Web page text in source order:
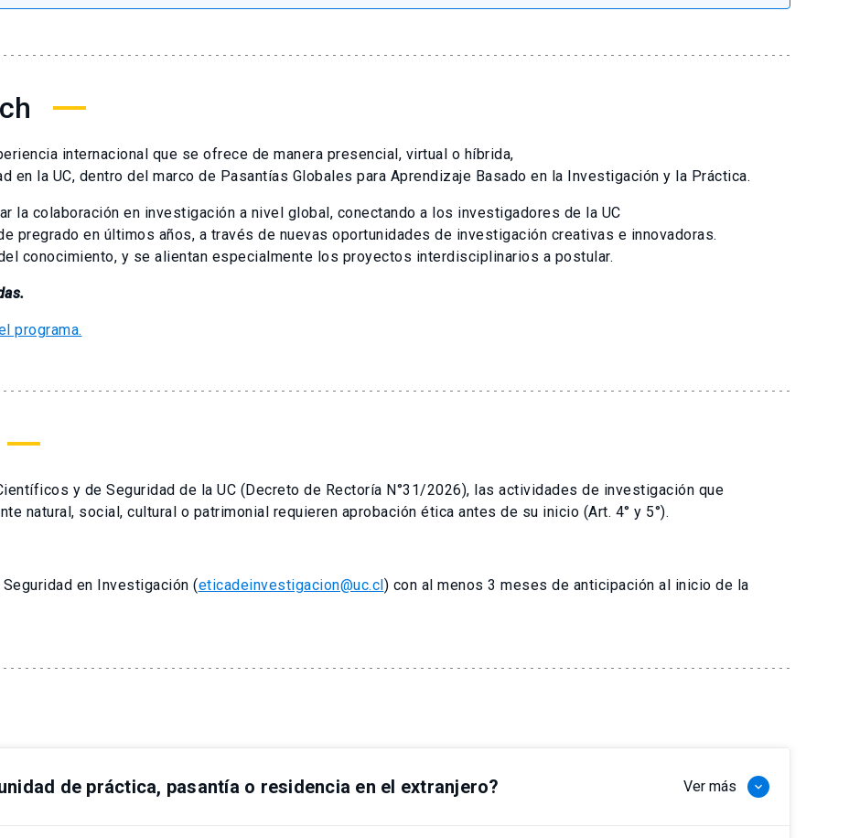
internacional que se ofrece de manera presencial, virtual o híbrida,
la UC, dentro del marco de Pasantías Globales para Aprendizaje Basado en la Investigación y la Práctica.
la colaboración en investigación a nivel global, conectando a los investigadores de la UC
pregrado en últimos años, a través de nuevas oportunidades de investigación creativas e innovadoras.
conocimiento, y se alientan especialmente los proyectos interdisciplinarios a postular.
programa.
y de Seguridad de la UC (Decreto de Rectoría N°31/2026), las actividades de investigación que
natural, social, cultural o patrimonial requieren aprobación ética antes de su inicio (Art. 4° y 5°).
en Investigación (eticadeinvestigacion@uc.cl) con al menos 3 meses de anticipación al inicio de la
de práctica, pasantía o residencia en el extranjero? Ver más keyboard_arrow_down